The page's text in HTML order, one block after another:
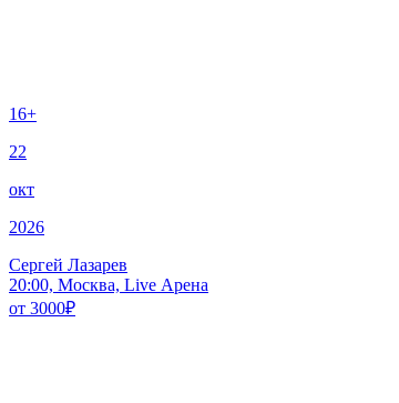
16+
22
окт
2026
Сергей Лазарев
20:00, Москва, Live Арена
от 3000₽